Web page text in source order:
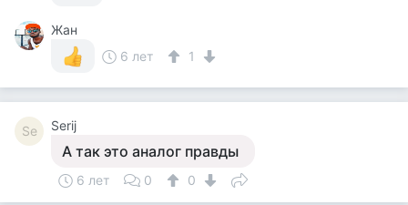
Жан
6 лет
1
Se Serij
А так это аналог правды
6 лет 0 0